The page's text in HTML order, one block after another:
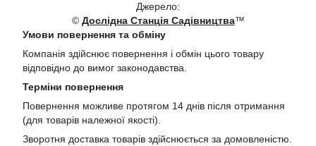
Джерело:
© Дослідна Станція Садівництва™
Умови повернення та обміну
Компанія здійснює повернення і обмін цього товару
відповідно до вимог законодавства.
Терміни повернення
Повернення можливе протягом 14 днів після отримання
(для товарів належної якості).
Зворотня доставка товарів здійснюється за домовленістю.